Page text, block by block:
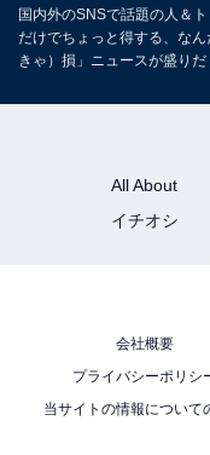
国内外のSNSで話題の人＆
だけでちょっと得する、な
きゃ）損」ニュースが盛りだ
All About
イチオシ
会社概要
プライバシーポリシ
当サイトの情報について